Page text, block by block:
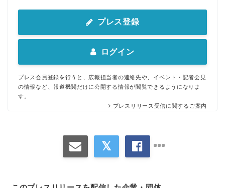
プレス登録
ログイン
プレス会員登録を行うと、広報担当者の連絡先や、イベント・記者会見
の情報など、報道機関だけに公開する情報が閲覧できるようになりま
す。
プレスリリース受信に関するご案内